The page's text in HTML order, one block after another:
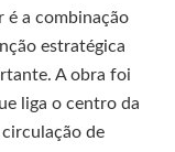
é a combinação
estratégica
A obra foi
liga o centro da
de